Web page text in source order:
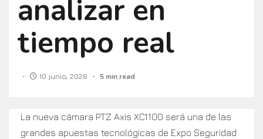
analizar en
tiempo real
10 junio, 2026 5 min read
La nueva cámara PTZ Axis XC1100 será una de las
grandes apuestas tecnológicas de Expo Seguridad